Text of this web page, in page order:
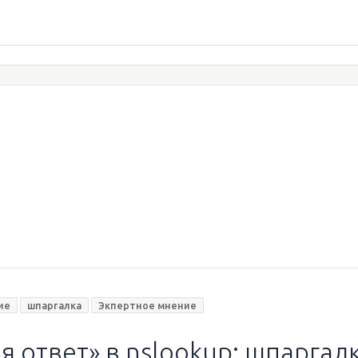
шпаргалка Экпертное мнение
в nslookup: